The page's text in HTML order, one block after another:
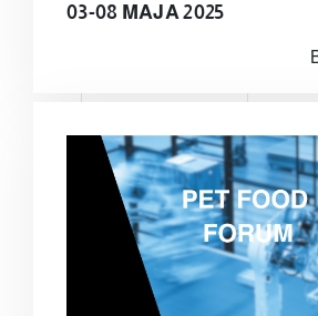
03-08 MAJA 2025